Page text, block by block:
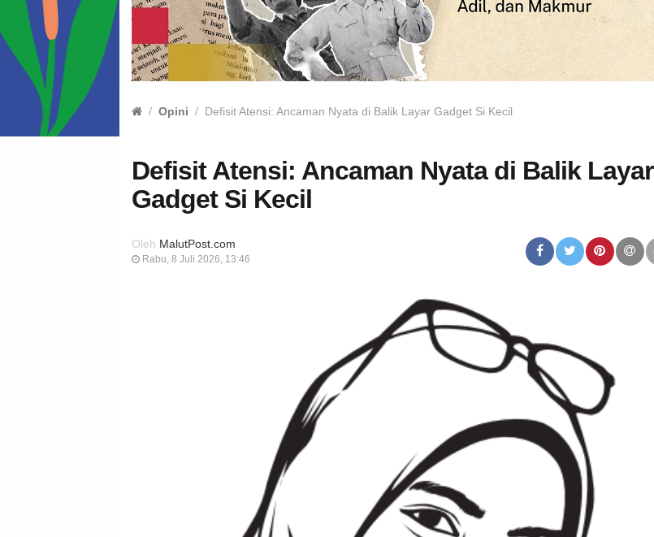
Opini Defisit Atensi: Ancaman Nyata di Balik Layar Gadget Si Kecil
Defisit Atensi: Ancaman Nyata di Balik Layar
Gadget Si Kecil
Oleh MalutPost.com
Rabu, 8 Juli 2026, 13:46